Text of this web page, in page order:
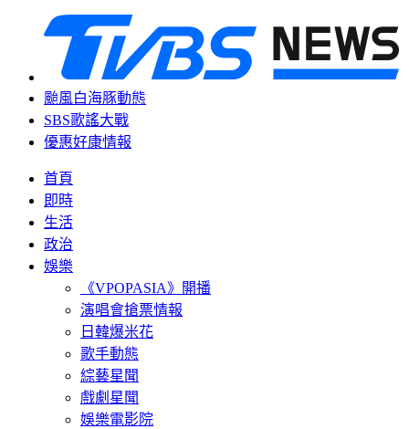
颱風白海豚動態
SBS歌謠大戰
優惠好康情報
首頁
即時
生活
政治
娛樂
《VPOPASIA》開播
演唱會搶票情報
日韓爆米花
歌手動態
綜藝星聞
戲劇星聞
娛樂電影院